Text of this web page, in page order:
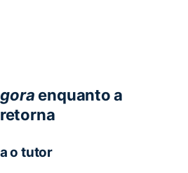
enquanto a
o tutor